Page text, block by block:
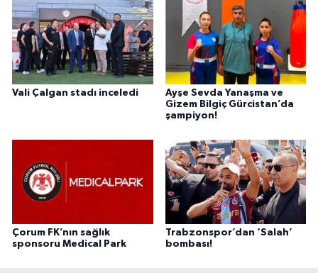
Vali Çalgan stadı inceledi
Ayşe Sevda Yanaşma ve
Gizem Bilgiç Gürcistan’da
şampiyon!
Çorum FK’nın sağlık
sponsoru Medical Park
Trabzonspor’dan ‘Salah’
bombası!